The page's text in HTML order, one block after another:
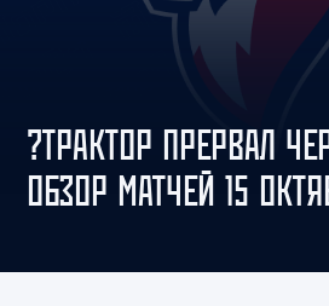
?ТРАКТОР ПРЕРВАЛ
ОБЗОР МАТЧЕЙ 15